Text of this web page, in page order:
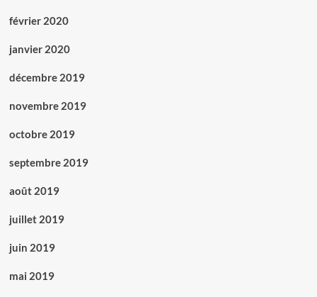
février 2020
janvier 2020
décembre 2019
novembre 2019
octobre 2019
septembre 2019
août 2019
juillet 2019
juin 2019
mai 2019